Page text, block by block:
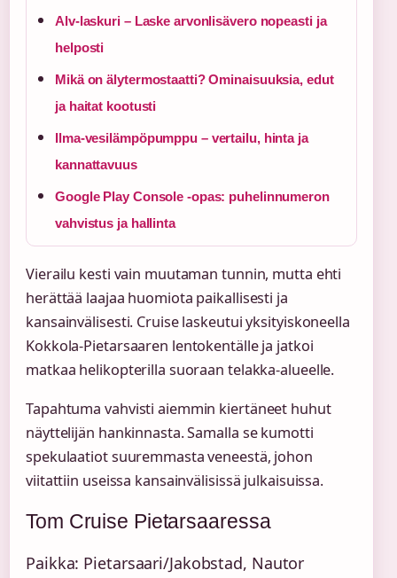
Alv-laskuri – Laske arvonlisävero nopeasti ja
helposti
Mikä on älytermostaatti? Ominaisuuksia, edut
ja haitat kootusti
Ilma-vesilämpöpumppu – vertailu, hinta ja
kannattavuus
Google Play Console -opas: puhelinnumeron
vahvistus ja hallinta
Vierailu kesti vain muutaman tunnin, mutta ehti
herättää laajaa huomiota paikallisesti ja
kansainvälisesti. Cruise laskeutui yksityiskoneella
Kokkola-Pietarsaaren lentokentälle ja jatkoi
matkaa helikopterilla suoraan telakka-alueelle.
Tapahtuma vahvisti aiemmin kiertäneet huhut
näyttelijän hankinnasta. Samalla se kumotti
spekulaatiot suuremmasta veneestä, johon
viitattiin useissa kansainvälisissä julkaisuissa.
Tom Cruise Pietarsaaressa
Paikka: Pietarsaari/Jakobstad, Nautor